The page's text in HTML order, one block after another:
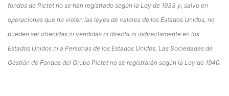
fondos de Pictet no se han registrado según la Ley de 1933 y, salvo en
operaciones que no violen las leyes de valores de los Estados Unidos, no
pueden ser ofrecidas ni vendidas ni directa ni indirectamente en los
Estados Unidos ni a Personas de los Estados Unidos. Las Sociedades de
Gestión de Fondos del Grupo Pictet no se registrarán según la Ley de 1940.